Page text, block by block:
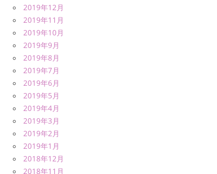
2019年12月
2019年11月
2019年10月
2019年9月
2019年8月
2019年7月
2019年6月
2019年5月
2019年4月
2019年3月
2019年2月
2019年1月
2018年12月
2018年11月